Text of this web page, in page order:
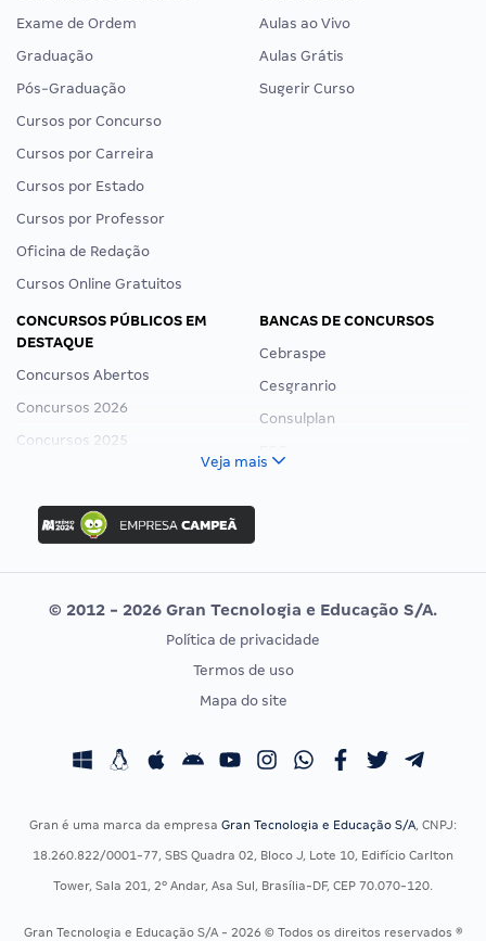
Exame de Ordem
Graduação
Pós-Graduação
Cursos por Concurso
Cursos por Carreira
Cursos por Estado
Cursos por Professor
Oficina de Redação
Cursos Online Gratuitos
Aulas ao Vivo
Aulas Grátis
Sugerir Curso
CONCURSOS PÚBLICOS EM
DESTAQUE
Concursos Abertos
Concursos 2026
Concursos 2025
Concurso Nacional Unificado
Concurso Ibama
Concurso MPU
Editais publicados
BANCAS DE CONCURSOS
Cebraspe
Cesgranrio
Consulplan
Vunesp
CONCURSOS POR PROFISSÃO
Concursos Fiscais
Concursos Saúde
EXAME DE ORDEM
Calendário OAB
Veja mais
© 2012 - 2026 Gran Tecnologia e Educação S/A.
Política de privacidade
Termos de uso
Mapa do site
Gran é uma marca da empresa Gran Tecnologia e Educação S/A, CNPJ:
18.260.822/0001-77, SBS Quadra 02, Bloco J, Lote 10, Edifício Carlton
Tower, Sala 201, 2º Andar, Asa Sul, Brasília-DF, CEP 70.070-120.
Gran Tecnologia e Educação S/A - 2026 © Todos os direitos reservados ®